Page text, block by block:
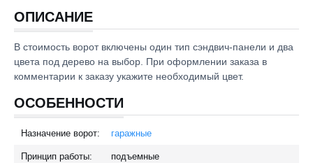
ОПИСАНИЕ
В стоимость ворот включены один тип сэндвич-панели и два
цвета под дерево на выбор. При оформлении заказа в
комментарии к заказу укажите необходимый цвет.
ОСОБЕННОСТИ
Назначение ворот: гаражные
Принцип работы: подъемные